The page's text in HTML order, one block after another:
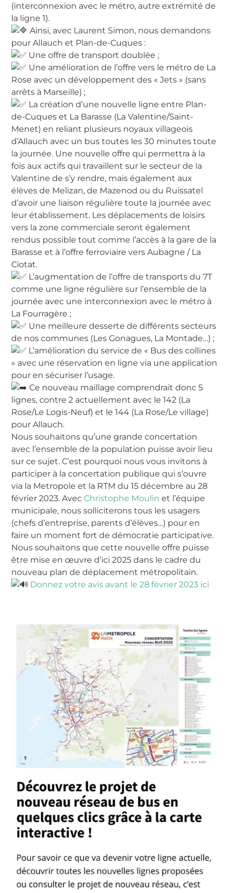
(interconnexion avec le métro, autre extrémité de
la ligne 1).
Ainsi, avec Laurent Simon, nous demandons
pour Allauch et Plan-de-Cuques :
Une offre de transport doublée ;
Une amélioration de l’offre vers le métro de La
Rose avec un développement des « Jets » (sans
arrêts à Marseille) ;
La création d’une nouvelle ligne entre Plan-
de-Cuques et La Barasse (La Valentine/Saint-
Menet) en reliant plusieurs noyaux villageois
d’Allauch avec un bus toutes les 30 minutes toute
la journée. Une nouvelle offre qui permettra à la
fois aux actifs qui travaillent sur le secteur de la
Valentine de s’y rendre, mais également aux
élèves de Melizan, de Mazenod ou du Ruissatel
d’avoir une liaison régulière toute la journée avec
leur établissement. Les déplacements de loisirs
vers la zone commerciale seront également
rendus possible tout comme l’accès à la gare de la
Barasse et à l’offre ferroviaire vers Aubagne / La
Ciotat.
L’augmentation de l’offre de transports du 7T
comme une ligne régulière sur l’ensemble de la
journée avec une interconnexion avec le métro à
La Fourragère ;
Une meilleure desserte de différents secteurs
de nos communes (Les Gonagues, La Montade…) ;
L’amélioration du service de « Bus des collines
» avec une réservation en ligne via une application
pour en sécuriser l’usage.
Ce nouveau maillage comprendrait donc 5
lignes, contre 2 actuellement avec le 142 (La
Rose/Le Logis-Neuf) et le 144 (La Rose/Le village)
pour Allauch.
Nous souhaitons qu’une grande concertation
avec l’ensemble de la population puisse avoir lieu
sur ce sujet. C’est pourquoi nous vous invitons à
participer à la concertation publique qui s’ouvre
via la Metropole et la RTM du 15 décembre au 28
février 2023. AvecChristophe Moulin et l’équipe
municipale, nous solliciterons tous les usagers
(chefs d’entreprise, parents d’élèves…) pour en
faire un moment fort de démocratie participative.
Nous souhaitons que cette nouvelle offre puisse
être mise en œuvre d’ici 2025 dans le cadre du
nouveau plan de déplacement métropolitain.
Donnez votre avis avant le 28 février 2023 ici